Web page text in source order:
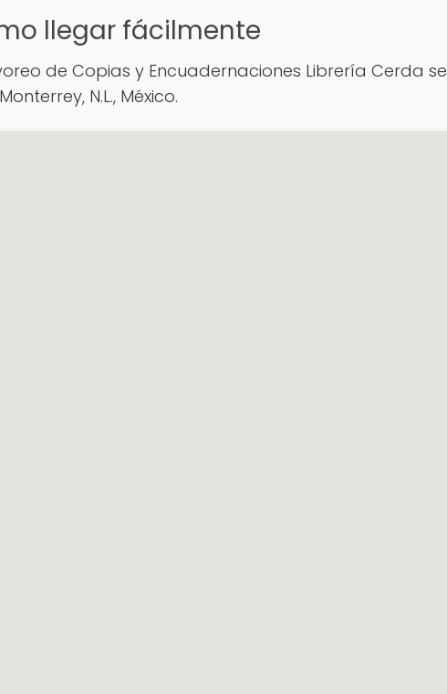
llegar fácilmente
de Copias y Encuadernaciones Librería Cerda
N.L., México.